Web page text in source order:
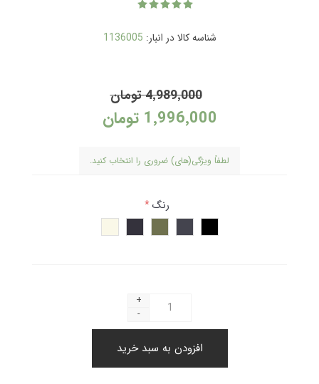
شناسه کالا در انبار: 1136005
4٬989٬000 تومان
1٬996٬000 تومان
لطفاً ویژگی(های) ضروری را انتخاب کنید.
رنگ*
+
-
افزودن به سبد خرید